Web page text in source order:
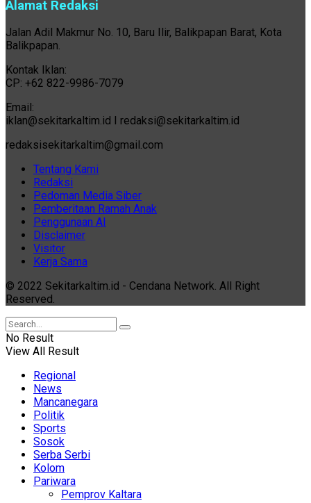
Alamat Redaksi
Jalan Adil Makmur No. 10, Baru Ilir, Balikpapan Barat, Kota
Balikpapan.
Kontak Iklan:
CP: +62 822-9986-7079
Email:
iklan@sekitarkaltim.id I redaksi@sekitarkaltim.id
redaksisekitarkaltim@gmail.com
Tentang Kami
Redaksi
Pedoman Media Siber
Pemberitaan Ramah Anak
Penggunaan AI
Disclaimer
Visitor
Kerja Sama
© 2022 Sekitarkaltim.id - Cendana Network. All Right
Reserved.
No Result
View All Result
Regional
News
Mancanegara
Politik
Sports
Sosok
Serba Serbi
Kolom
Pariwara
Pemprov Kaltara